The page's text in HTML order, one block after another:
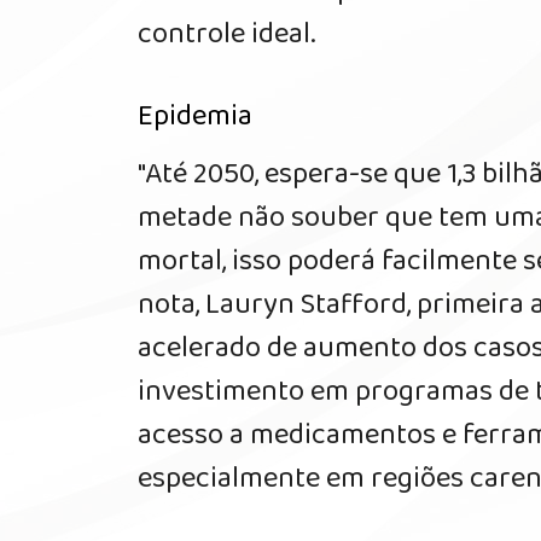
controle ideal.
Epidemia
"Até 2050, espera-se que 1,3
metade não souber que tem
mortal, isso poderá facilmente
nota, Lauryn Stafford, primeira
acelerado de aumento dos
investimento em programas
acesso a medicamentos e
especialmente em regiões